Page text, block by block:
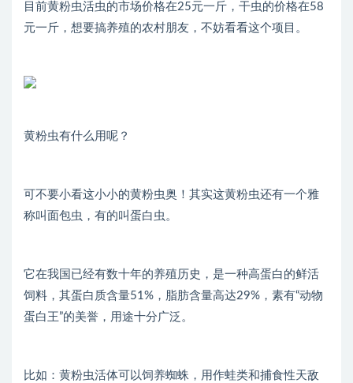
目前黄粉虫活虫的市场价格在25元一斤，干虫的价格在58
元一斤，想要搞养殖的农村朋友，不妨看看这个项目。
黄粉虫有什么用呢？
可不要小看这小小的黄粉虫奥！其实这黄粉虫还有一个雅
称叫面包虫，有的叫蛋白虫。
它在我国已经有数十年的养殖历史，是一种高蛋白的鲜活
饲料，其蛋白质含量51%，脂肪含量高达29%，素有“动物
蛋白王”的美誉，用途十分广泛。
比如：黄粉虫活体可以饲养蜘蛛，用作蛙类和捕食性天敌